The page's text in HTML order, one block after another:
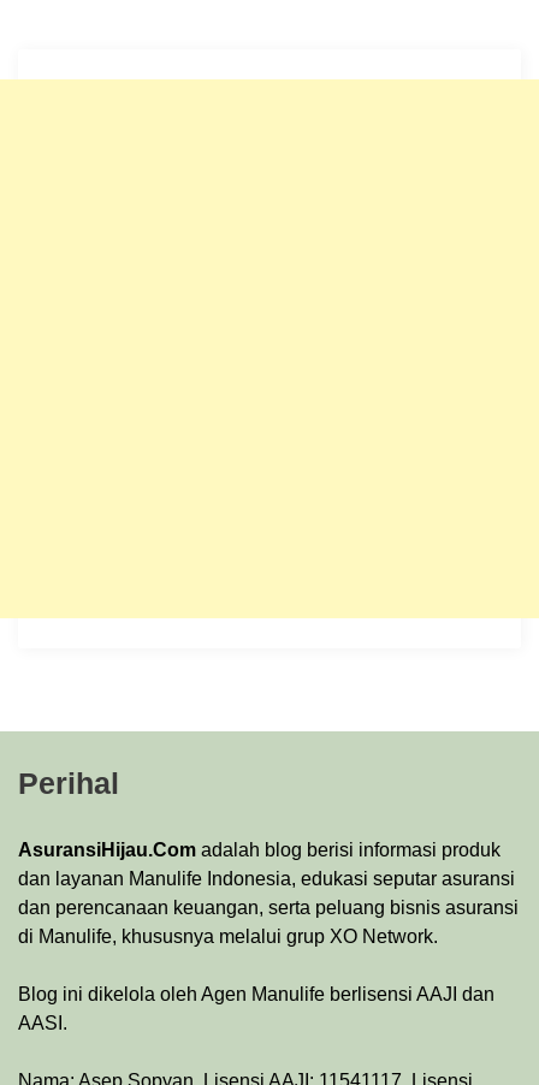
Perihal
AsuransiHijau.Com adalah blog berisi informasi produk
dan layanan Manulife Indonesia, edukasi seputar asuransi
dan perencanaan keuangan, serta peluang bisnis asuransi
di Manulife, khususnya melalui grup XO Network.
Blog ini dikelola oleh Agen Manulife berlisensi AAJI dan
AASI.
Nama: Asep Sopyan. Lisensi AAJI: 11541117. Lisensi